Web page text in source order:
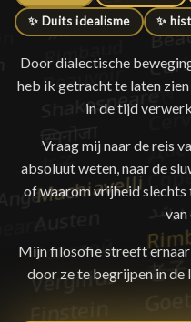
✨ Duits idealisme ✨
Door dialectische
heb ik getracht te laten
in de tijd
Vraag mij naar de reis
absoluut weten, naar de
of waarom vrijheid slechts
van
Mijn filosofie streeft
door ze te begrijpen in de